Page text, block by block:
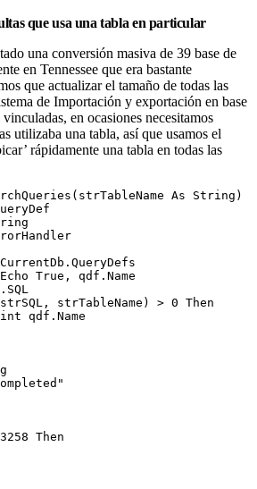
que usa una tabla en particular
una conversión masiva de 39 base de
en Tennessee que era bastante
que actualizar el tamaño de todas las
de Importación y exportación en base
en ocasiones necesitamos
utilizaba una tabla, así que usamos el
rápidamente una tabla en todas las
As String)
True, qdf.Name
strTableName) > 0 Then
Then